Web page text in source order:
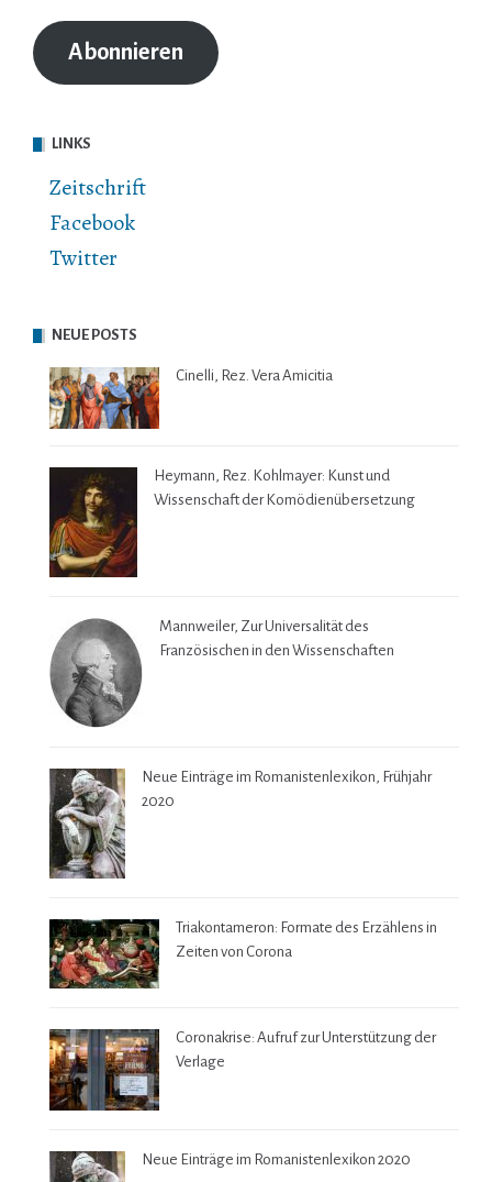
Adresse
Abonnieren
LINKS
Zeitschrift
Facebook
Twitter
NEUE POSTS
Cinelli, Rez. Vera Amicitia
Heymann, Rez. Kohlmayer: Kunst und
Wissenschaft der Komödienübersetzung
Mannweiler, Zur Universalität des
Französischen in den Wissenschaften
Neue Einträge im Romanistenlexikon, Frühjahr
2020
Triakontameron: Formate des Erzählens in
Zeiten von Corona
Coronakrise: Aufruf zur Unterstützung der
Verlage
Neue Einträge im Romanistenlexikon 2020